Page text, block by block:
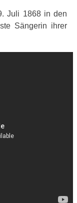
Juli 1868 in den
Sängerin ihrer